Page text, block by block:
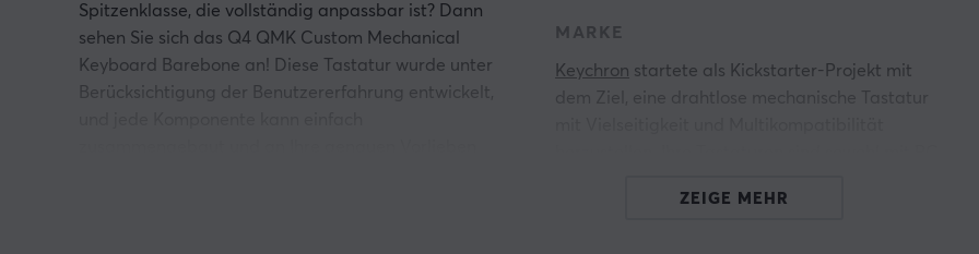
Spitzenklasse, die vollständig anpassbar ist? Dann
sehen Sie sich das Q4 QMK Custom Mechanical
Keyboard Barebone an! Diese Tastatur wurde unter
Berücksichtigung der Benutzererfahrung entwickelt,
MARKE
Keychron startete als Kickstarter-Projekt mit
dem Ziel, eine drahtlose mechanische Tastatur
Nach dem Erfolg bei der Markteinführung und
ZEIGE MEHR